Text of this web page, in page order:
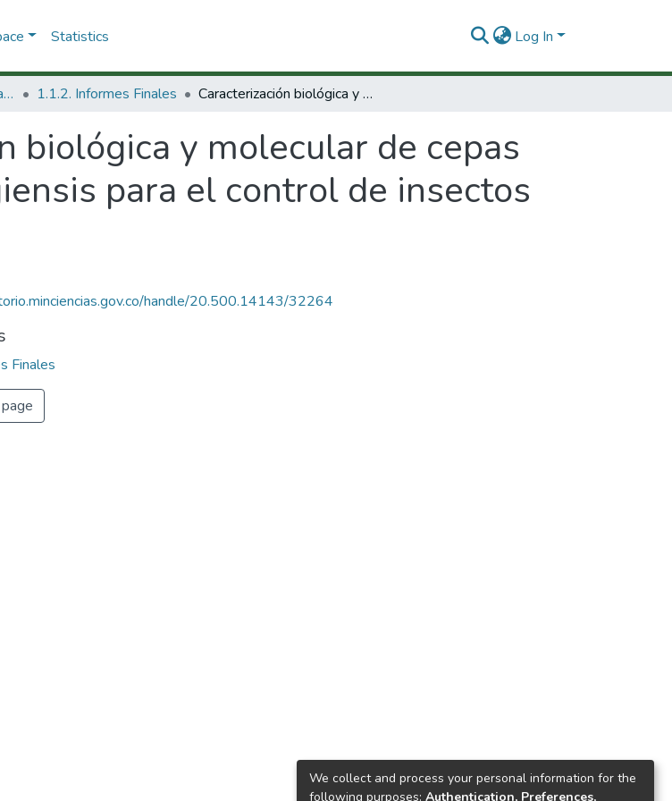
Statistics Log In
1.1 Productos de investigación 1.1.2. Informes Finales Caracterización biológica y molecular de cepas nativas de Basillus thuringiensis para el control de insectos plagas de la agricultura
biológica y molecular de cepas
para el control de insectos
handle/20.500.14143/32264
Finales
We collect and process your personal information for the
following purposes: Authentication, Preferences,